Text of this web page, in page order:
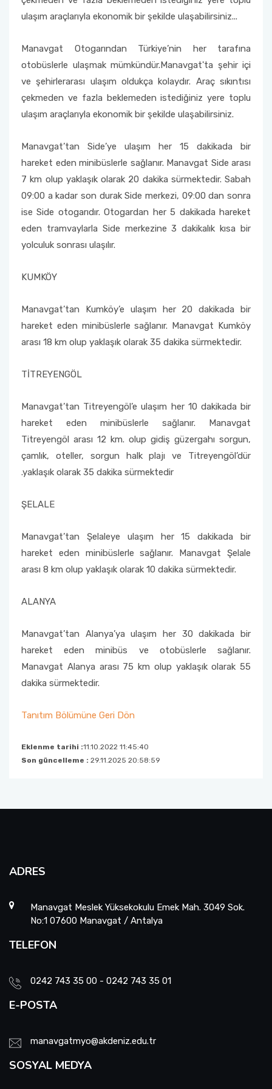
ulaşım araçlarıyla ekonomik bir şekilde ulaşabilirsiniz...
Manavgat Otogarından Türkiye’nin her tarafına
otobüslerle ulaşmak mümkündür.Manavgat'ta şehir içi
ve şehirlerarası ulaşım oldukça kolaydır. Araç sıkıntısı
çekmeden ve fazla beklemeden istediğiniz yere toplu
ulaşım araçlarıyla ekonomik bir şekilde ulaşabilirsiniz.
Manavgat’tan Side’ye ulaşım her 15 dakikada bir
hareket eden minibüslerle sağlanır. Manavgat Side arası
7 km olup yaklaşık olarak 20 dakika sürmektedir. Sabah
09:00 a kadar son durak Side merkezi, 09:00 dan sonra
ise Side otogarıdır. Otogardan her 5 dakikada hareket
eden tramvaylarla Side merkezine 3 dakikalık kısa bir
yolculuk sonrası ulaşılır.
KUMKÖY
Manavgat’tan Kumköy’e ulaşım her 20 dakikada bir
hareket eden minibüslerle sağlanır. Manavgat Kumköy
arası 18 km olup yaklaşık olarak 35 dakika sürmektedir.
TİTREYENGÖL
Manavgat’tan Titreyengöl’e ulaşım her 10 dakikada bir
hareket eden minibüslerle sağlanır. Manavgat
Titreyengöl arası 12 km. olup gidiş güzergahı sorgun,
çamlık, oteller, sorgun halk plajı ve Titreyengöl’dür
.yaklaşık olarak 35 dakika sürmektedir
ŞELALE
Manavgat’tan Şelaleye ulaşım her 15 dakikada bir
hareket eden minibüslerle sağlanır. Manavgat Şelale
arası 8 km olup yaklaşık olarak 10 dakika sürmektedir.
ALANYA
Manavgat’tan Alanya’ya ulaşım her 30 dakikada bir
hareket eden minibüs ve otobüslerle sağlanır.
Manavgat Alanya arası 75 km olup yaklaşık olarak 55
dakika sürmektedir.
Tanıtım Bölümüne Geri Dön
Eklenme tarihi :11.10.2022 11:45:40
Son güncelleme : 29.11.2025 20:58:59
ADRES
Manavgat Meslek Yüksekokulu Emek Mah. 3049 Sok.
No:1 07600 Manavgat / Antalya
TELEFON
0242 743 35 00 - 0242 743 35 01
E-POSTA
manavgatmyo@akdeniz.edu.tr
SOSYAL MEDYA